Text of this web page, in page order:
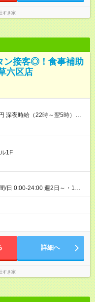
すき家
ン接客◎！食事補助
六区店
深夜時給（22時～翌5時）：
り上げで一ヶ月とさせてい
間(研修中も同時給）
1F
/日 0:00-24:00 週2日～・1日
9:00 〇昼帯 9:00-14:00 〇午
〇深夜帯 22:00-翌5:00 基
詳細へ
すき家